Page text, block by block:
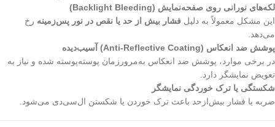
لکه‌های نورانی روی صفحه‌نمایش (Backlight Bleeding)
این مشکل معمولاً به دلیل فشار بیش از حد یا نقص در نور پس‌زمینه رخ
می‌دهد.
پوشش ضد انعکاس (Anti-Reflective Coating) آسیب‌دیده
در برخی موارد، پوشش ضد انعکاس به‌مرورزمان پوسته‌پوسته شده و نیاز به
تعویض نمایشگر دارد.
شکستگی یا ترک خوردگی نمایشگر
ضربه یا فشار بیش‌ازحد باعث ترک خوردن یا شکستن ال‌سی‌دی می‌شود.